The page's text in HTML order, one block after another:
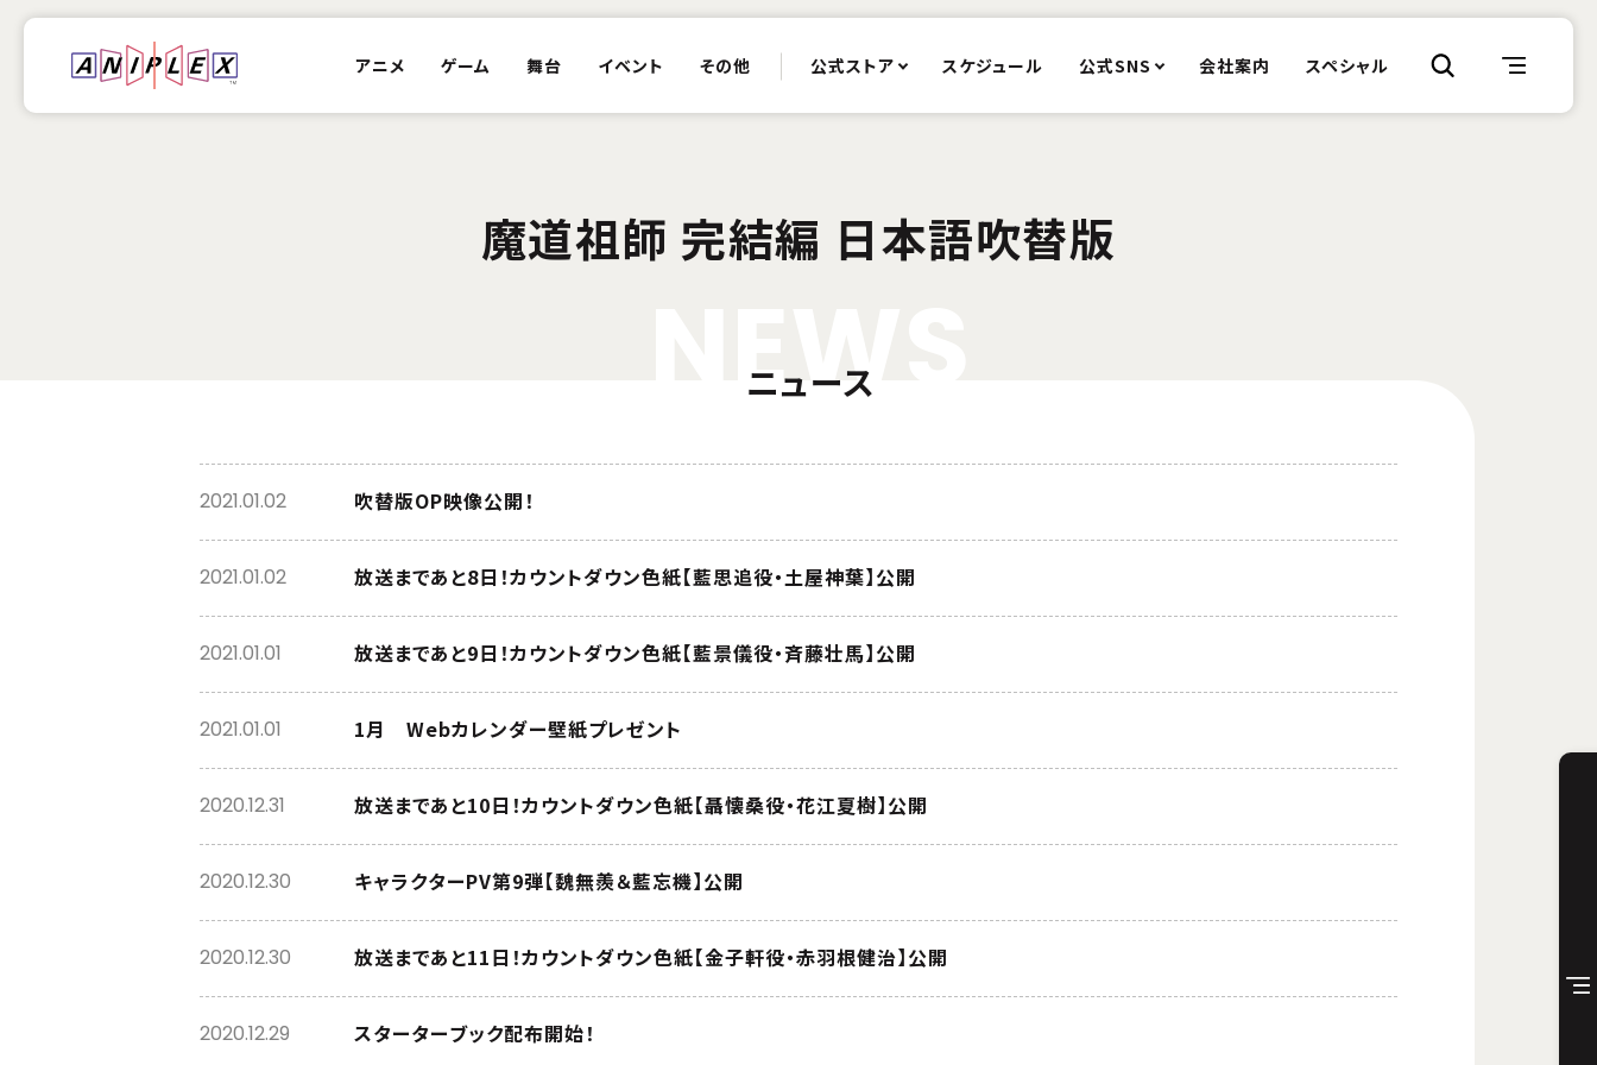
アニメ ゲーム 舞台 イベント その他 公式ストア スケジュール 公式SNS 会社案内 スペシャル
魔道祖師 完結編 日本語吹替版
EW
ニュース
吹替版OP映像公開！
2021.01.02
放送まであと8日！カウントダウン色紙【藍思追役・土屋神葉】公開
2021.01.02
放送まであと9日！カウントダウン色紙【藍景儀役・斉藤壮馬】公開
2021.01.01
1月 Webカレンダー壁紙プレゼント
2021.01.01
放送まであと10日！カウントダウン色紙【聶懐桑役・花江夏樹】公開
2020.12.31
キャラクターPV第9弾【魏無羨＆藍忘機】公開
2020.12.30
放送まであと11日！カウントダウン色紙【金子軒役・赤羽根健治】公開
2020.12.30
スターターブック配布開始！
2020.12.29